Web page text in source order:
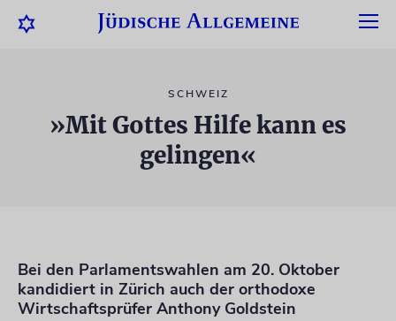
SCHWEIZ
»Mit Gottes Hilfe kann es
gelingen«
Bei den Parlamentswahlen am 20. Oktober
kandidiert in Zürich auch der orthodoxe
Wirtschaftsprüfer Anthony Goldstein